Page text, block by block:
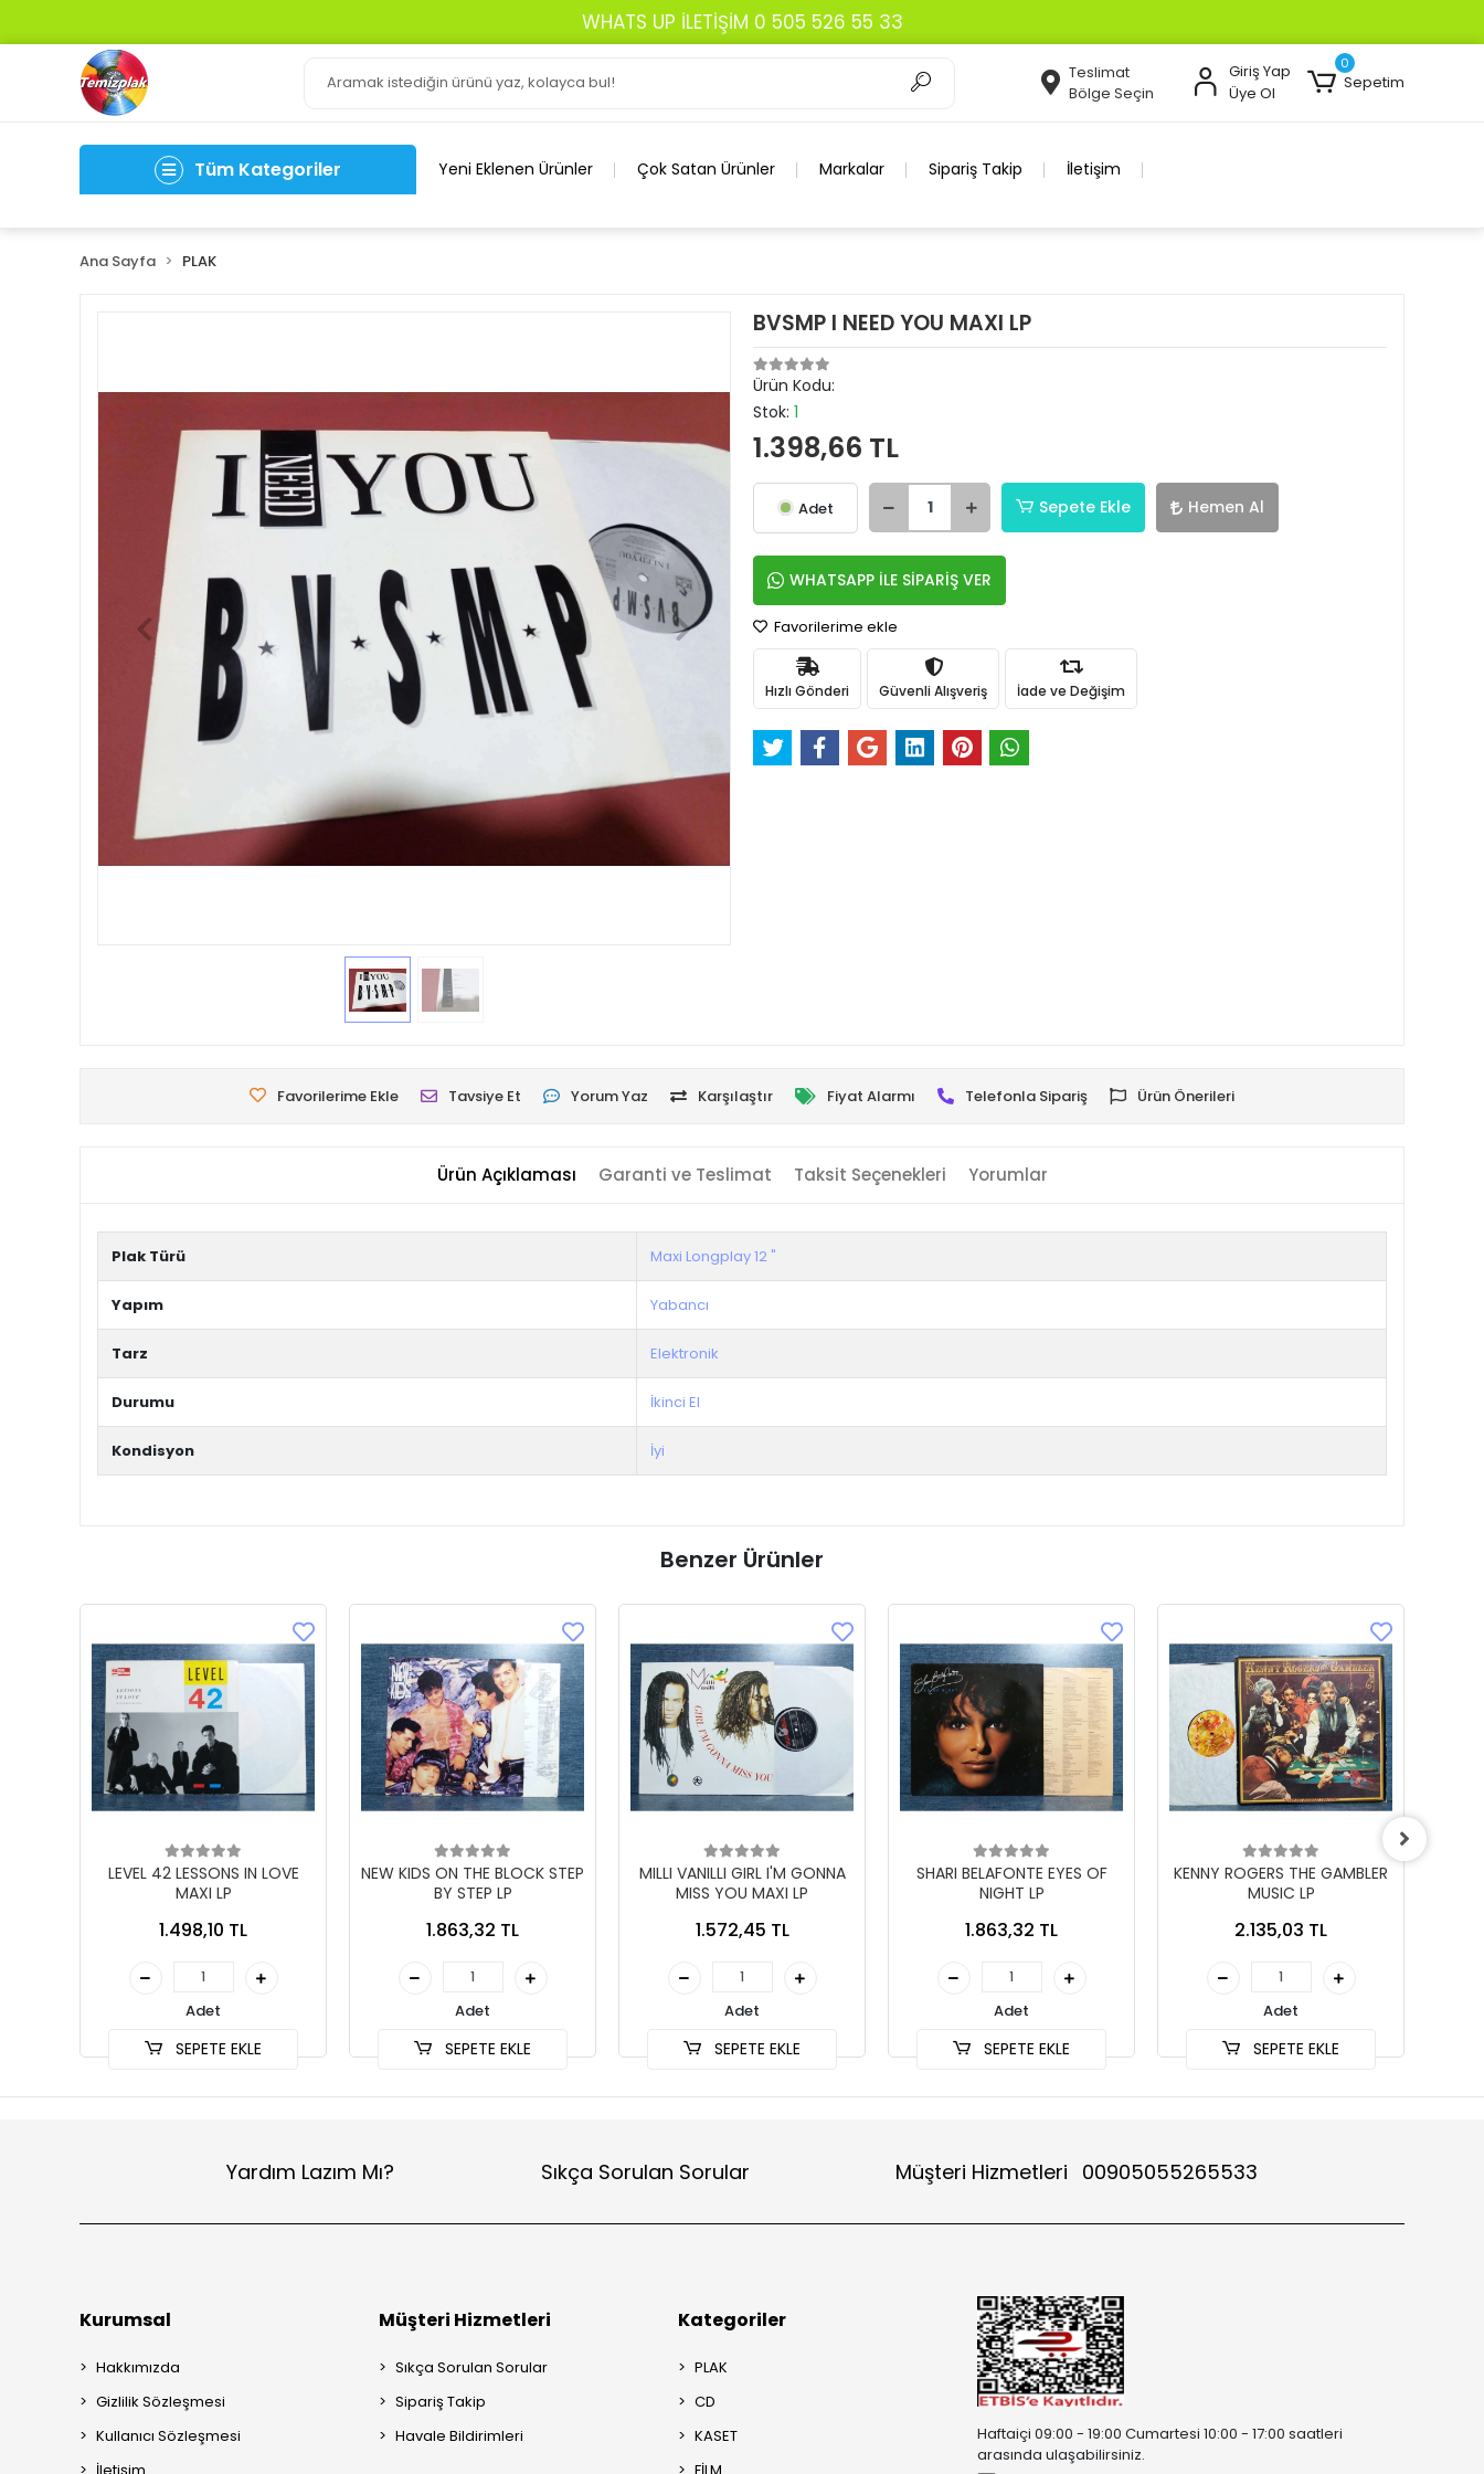
WHATS UP İLETİŞİM 0 505 526 55 33
Teslimat
Bölge Seçin
Giriş Yap
Üye Ol
0
Sepetim
Tüm Kategoriler Yeni Eklenen Ürünler Çok Satan Ürünler Markalar Sipariş Takip İletişim
Ana Sayfa PLAK
BVSMP I NEED YOU MAXI LP
Ürün Kodu:
Stok: 1
1.398,66 TL
Adet Sepete Ekle Hemen Al
WHATSAPP İLE SİPARİŞ VER
Favorilerime ekle
Hızlı Gönderi Güvenli Alışveriş İade ve Değişim
Favorilerime Ekle Tavsiye Et Yorum Yaz Karşılaştır Fiyat Alarmı Telefonla Sipariş Ürün Önerileri
Ürün Açıklaması Garanti ve Teslimat Taksit Seçenekleri Yorumlar
Plak Türü Maxi Longplay 12 "
Yapım Yabancı
Tarz Elektronik
Durumu İkinci El
Kondisyon İyi
Benzer Ürünler
LEVEL 42 LESSONS IN LOVE
MAXI LP
1.498,10 TL
Adet
SEPETE EKLE
NEW KIDS ON THE BLOCK STEP
BY STEP LP
1.863,32 TL
Adet
SEPETE EKLE
MILLI VANILLI GIRL I'M GONNA
MISS YOU MAXI LP
1.572,45 TL
Adet
SEPETE EKLE
SHARI BELAFONTE EYES OF
NIGHT LP
1.863,32 TL
Adet
SEPETE EKLE
KENNY ROGERS THE GAMBLER
MUSIC LP
2.135,03 TL
Adet
SEPETE EKLE
Yardım Lazım Mı? Sıkça Sorulan Sorular Müşteri Hizmetleri 00905055265533
Kurumsal
Hakkımızda
Gizlilik Sözleşmesi
Kullanıcı Sözleşmesi
Müşteri Hizmetleri
Sıkça Sorulan Sorular
Sipariş Takip
Havale Bildirimleri
Kategoriler
PLAK
CD
KASET
Haftaiçi 09:00 - 19:00 Cumartesi 10:00 - 17:00 saatleri
arasında ulaşabilirsiniz.